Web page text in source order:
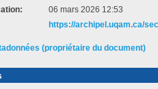
06 mars 2026 12:53
https://archipel.uqam.ca/
(propriétaire du document)